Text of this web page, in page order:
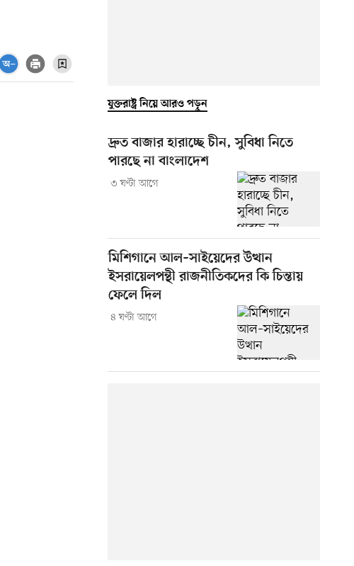
যুক্তরাষ্ট্র নিয়ে আরও পড়ুন
দ্রুত বাজার হারাচ্ছে চীন, সুবিধা নিতে
পারছে না বাংলাদেশ
৩ ঘণ্টা আগে
মিশিগানে আল–সাইয়েদের উত্থান
ইসরায়েলপন্থী রাজনীতিকদের কি চিন্তায়
ফেলে দিল
৪ ঘণ্টা আগে